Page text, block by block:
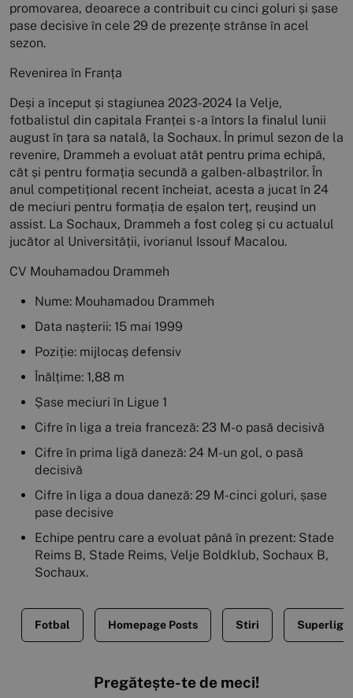
promovarea, deoarece a contribuit cu cinci goluri și șase
pase decisive în cele 29 de prezențe strânse în acel
sezon.
Revenirea în Franța
Deși a început și stagiunea 2023-2024 la Velje,
fotbalistul din capitala Franței s-a întors la finalul lunii
august în țara sa natală, la Sochaux. În primul sezon de la
revenire, Drammeh a evoluat atât pentru prima echipă,
cât și pentru formația secundă a galben-albaștrilor. În
anul competițional recent încheiat, acesta a jucat în 24
de meciuri pentru formația de eșalon terț, reușind un
assist. La Sochaux, Drammeh a fost coleg și cu actualul
jucător al Universității, ivorianul Issouf Macalou.
CV Mouhamadou Drammeh
Nume: Mouhamadou Drammeh
Data nașterii: 15 mai 1999
Poziție: mijlocaș defensiv
Înălțime: 1,88 m
Șase meciuri în Ligue 1
Cifre în liga a treia franceză: 23 M-o pasă decisivă
Cifre în prima ligă daneză: 24 M-un gol, o pasă
decisivă
Cifre în liga a doua daneză: 29 M-cinci goluri, șase
pase decisive
Echipe pentru care a evoluat până în prezent: Stade
Reims B, Stade Reims, Velje Boldklub, Sochaux B,
Sochaux.
Fotbal Homepage Posts Stiri Superliga
Pregătește-te de meci!